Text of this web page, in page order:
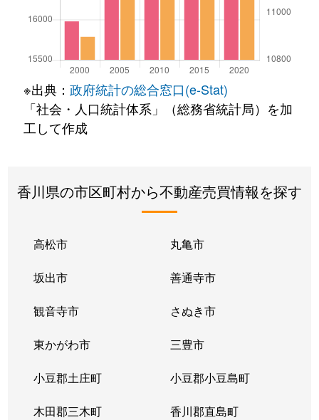
※出典： 政府統計の総合窓口(e-Stat)
「社会・人口統計体系」（総務省統計局）を加
工して作成
香川県の市区町村から不動産売買情報を探す
高松市 丸亀市
坂出市 善通寺市
観音寺市 さぬき市
東かがわ市 三豊市
小豆郡土庄町 小豆郡小豆島町
木田郡三木町 香川郡直島町